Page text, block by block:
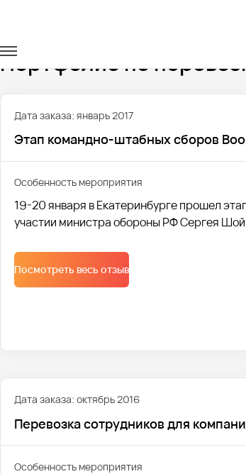
Портфолио по
Дата заказа: январь 2017
Этап командно-штабных сборов
Особенность мероприятия
19-20 января в Екатеринбурге прошел
участии министра обороны РФ Сергея
Посмотреть весь отзыв
Дата заказа: октябрь 2016
Перевозка сотрудников для
Особенность мероприятия